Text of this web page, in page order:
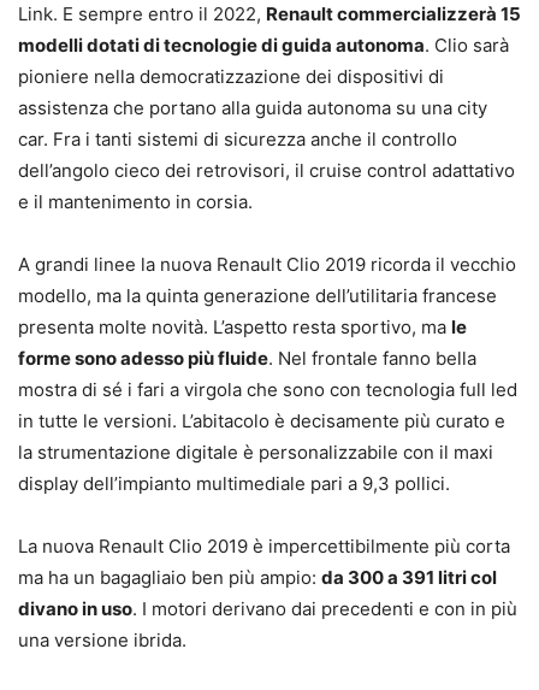
Link. E sempre entro il 2022, Renault commercializzerà 15
modelli dotati di tecnologie di guida autonoma. Clio sarà
pioniere nella democratizzazione dei dispositivi di
assistenza che portano alla guida autonoma su una city
car. Fra i tanti sistemi di sicurezza anche il controllo
dell’angolo cieco dei retrovisori, il cruise control adattativo
e il mantenimento in corsia.
A grandi linee la nuova Renault Clio 2019 ricorda il vecchio
modello, ma la quinta generazione dell’utilitaria francese
presenta molte novità. L’aspetto resta sportivo, ma le
forme sono adesso più fluide. Nel frontale fanno bella
mostra di sé i fari a virgola che sono con tecnologia full led
in tutte le versioni. L’abitacolo è decisamente più curato e
la strumentazione digitale è personalizzabile con il maxi
display dell’impianto multimediale pari a 9,3 pollici.
La nuova Renault Clio 2019 è impercettibilmente più corta
ma ha un bagagliaio ben più ampio: da 300 a 391 litri col
divano in uso. I motori derivano dai precedenti e con in più
una versione ibrida.